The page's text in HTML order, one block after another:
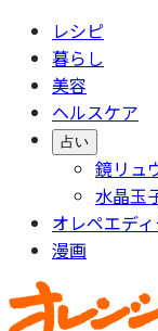
レシピ
暮らし
美容
ヘルスケア
占い
鏡リュ
水晶玉
オレペエデ
漫画